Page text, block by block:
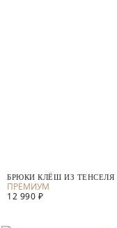
БРЮКИ КЛЁШ ИЗ ТЕНСЕЛЯ
12 990 ₽